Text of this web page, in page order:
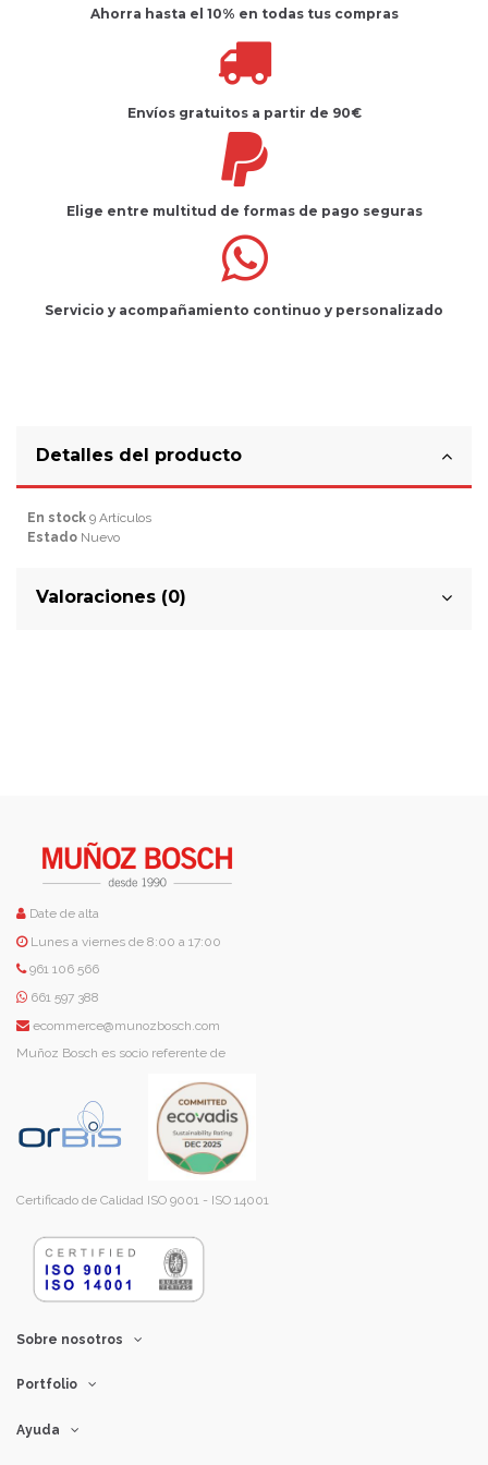
Ahorra hasta el 10% en todas tus compras
Envíos gratuitos a partir de 90€
Elige entre multitud de formas de pago seguras
Servicio y acompañamiento continuo y personalizado
Detalles del producto
En stock 9 Artículos
Estado Nuevo
Valoraciones (0)
Date de alta
Lunes a viernes de 8:00 a 17:00
961 106 566
661 597 388
ecommerce@munozbosch.com
Muñoz Bosch es socio referente de
Certificado de Calidad ISO 9001 - ISO 14001
Sobre nosotros
Portfolio
Ayuda